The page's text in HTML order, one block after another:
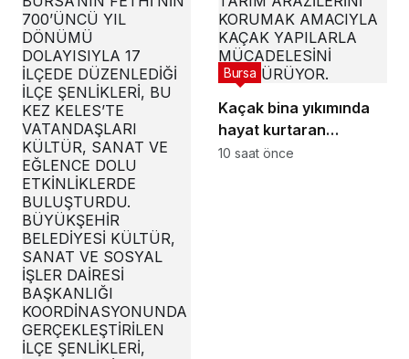
Kaçak bina yıkımında
hayat kurtaran
müdahale
Bursa
10 saat önce